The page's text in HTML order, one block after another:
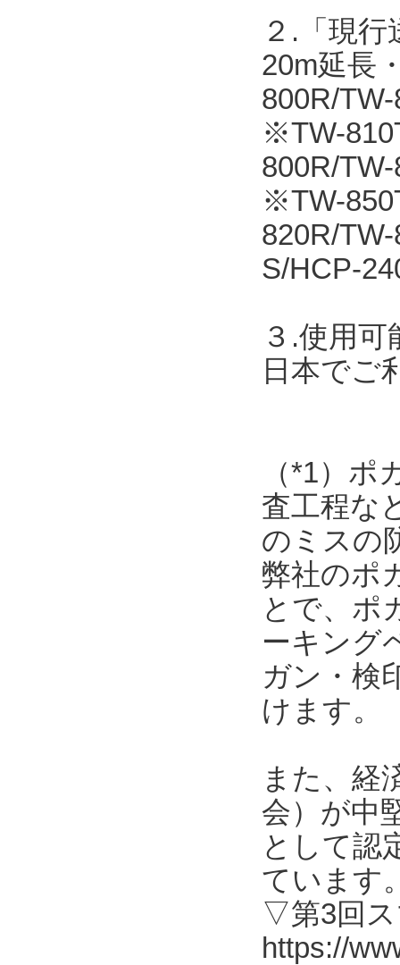
２.「現
20m延長
800R/
※TW-
800R/
※TW-
820R/
S/HCP-
３.使用可
日本でご
（*1）
査工程な
のミスの
弊社のポ
とで、ポ
ーキング
ガン・検
けます。
また、経
会）が中
として認
ています
▽第3回ス
https://